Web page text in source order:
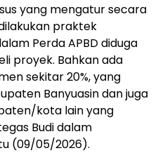
yang mengatur secara
praktek
Perda APBD diduga
proyek. Bahkan ada
sekitar 20%, yang
Banyuasin dan juga
kota lain yang
Budi dalam
(09/05/2026).